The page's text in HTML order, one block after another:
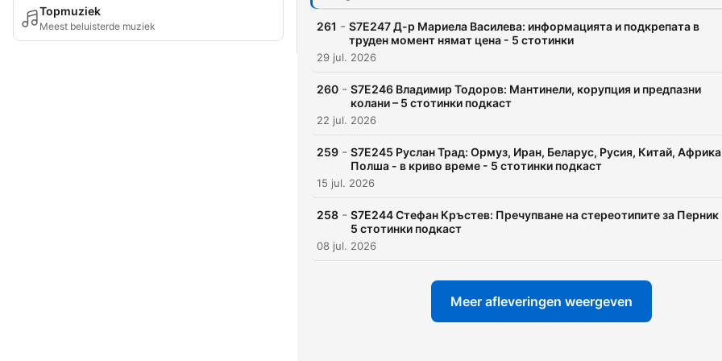
Topmuziek
Meest beluisterde muziek 261 - S7E247 Д-р Мариела Василева: информацията и подкрепата в
труден момент нямат цена - 5 стотинки
29 jul. 2026
260 - S7E246 Владимир Тодоров: Мантинели, корупция и предпазни
колани – 5 стотинки подкаст
22 jul. 2026
259 - S7E245 Руслан Трад: Ормуз, Иран, Беларус, Русия, Китай,
Полша - в криво време - 5 стотинки подкаст
15 jul. 2026
258 - S7E244 Стефан Кръстев: Пречупване на стереотипите за Перник
5 стотинки подкаст
08 jul. 2026
Meer afleveringen weergeven